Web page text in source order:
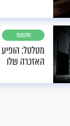
חלומות
מטלטל: הופיע
האזכרה שלו